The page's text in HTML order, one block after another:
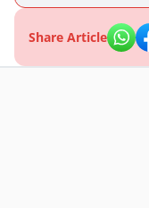
Share Article